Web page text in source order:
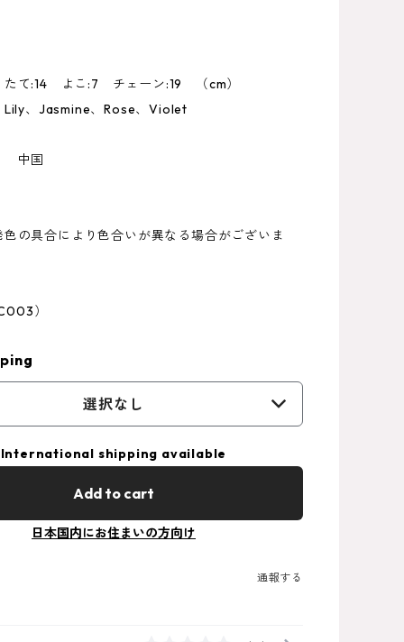
て:14 よこ:7 チェーン:19 （cm）
、Jasmine、Rose、Violet
中国
の具合により色合いが異なる場合がございま
）
選択なし
International shipping available
Add to cart
日本国内にお住まいの方向け
通報する